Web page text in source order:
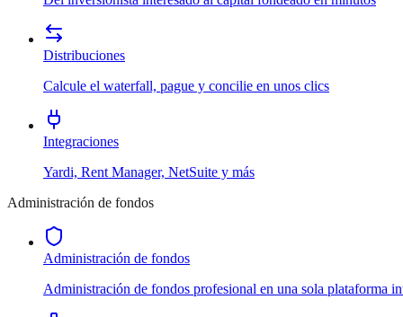
Distribuciones
Calcule el waterfall, pague y concilie en unos clics
Integraciones
Yardi, Rent Manager, NetSuite y más
Administración de fondos
Administración de fondos
Administración de fondos profesional en una sola plataforma